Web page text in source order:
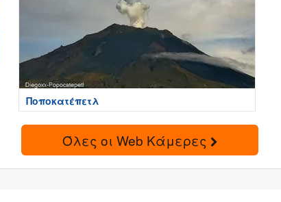
Ποποκατέπετλ
Όλες οι Web Κάμερες